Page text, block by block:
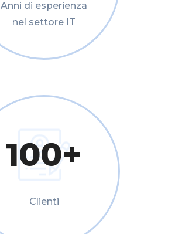
Anni di esperienza
nel settore IT
100+
Clienti